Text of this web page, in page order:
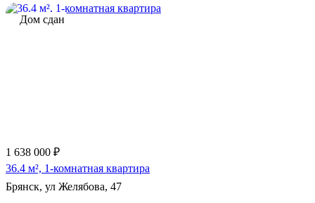
Дом сдан
1 638 000 ₽
36.4 м², 1-комнатная квартира
Брянск, ул Желябова, 47